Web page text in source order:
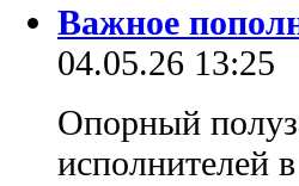
Важное
04.05.26 13:25
Опорный
исполнителей